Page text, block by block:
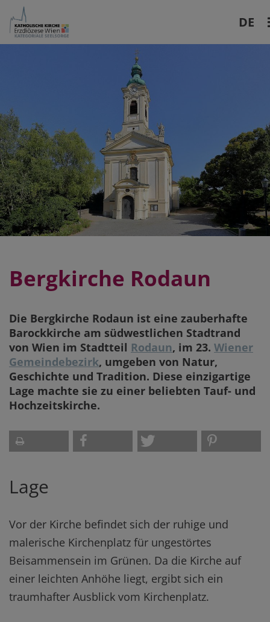
DE
EN
Bergkirche Rodaun
Die Bergkirche Rodaun ist eine zauberhafte
Barockkirche am südwestlichen Stadtrand
von Wien im Stadtteil Rodaun, im 23. Wiener
Gemeindebezirk, umgeben von Natur,
Geschichte und Tradition. Diese einzigartige
Lage machte sie zu einer beliebten Tauf- und
Hochzeitskirche.
Lage
Vor der Kirche befindet sich der ruhige und
malerische Kirchenplatz für ungestörtes
Beisammensein im Grünen. Da die Kirche auf
einer leichten Anhöhe liegt, ergibt sich ein
traumhafter Ausblick vom Kirchenplatz.